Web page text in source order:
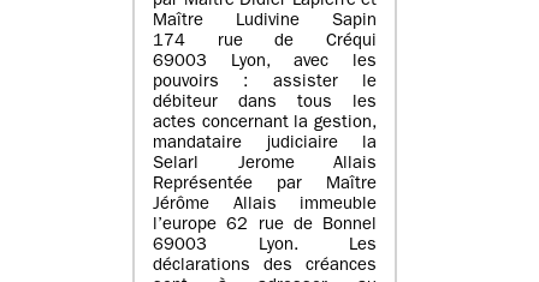
Maître Ludivine Sapin
174 rue de Créqui
69003 Lyon, avec les
pouvoirs : assister le
débiteur dans tous les
actes concernant la gestion,
mandataire judiciaire la
Selarl Jerome Allais
Représentée par Maître
Jérôme Allais immeuble
l’europe 62 rue de Bonnel
69003 Lyon. Les
déclarations des créances